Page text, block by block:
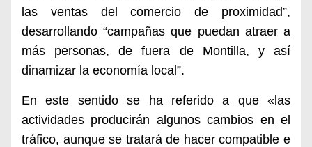
las ventas del comercio de proximidad”,
desarrollando “campañas que puedan atraer a
más personas, de fuera de Montilla, y así
dinamizar la economía local”.
En este sentido se ha referido a que «las
actividades producirán algunos cambios en el
tráfico, aunque se tratará de hacer compatible e